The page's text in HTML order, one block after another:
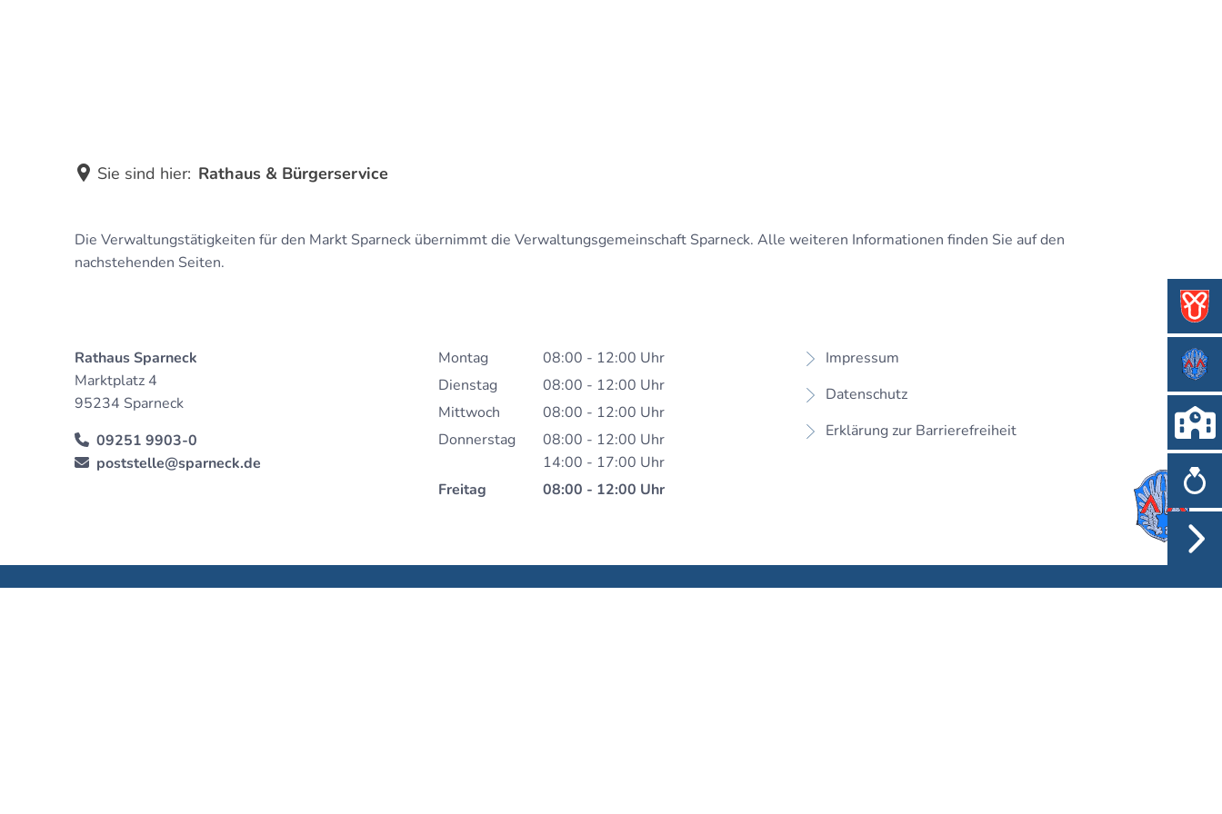
Sie sind hier: Rathaus & Bürgerservice
RathausDie Verwaltungstätigkeiten für den Markt Sparneck übernimmt die Verwaltungsgemeinschaft Sparneck. Alle weiteren Informationen finden Sie auf den
nachstehenden Seiten.
Rathaus Sparneck
Marktplatz 4
95234 Sparneck
09251 9903-0
poststelle@sparneck.de
Montag 08:00 - 12:00 Uhr
Von 08:00 bis 12:00 Uhr
Dienstag 08:00 - 12:00 Uhr
Von 08:00 bis 12:00 Uhr
Mittwoch 08:00 - 12:00 Uhr
Von 08:00 bis 12:00 Uhr
Donnerstag 08:00 - 12:00 Uhr
Von 08:00 bis 12:00 Uhr
14:00 - 17:00 Uhr
Von 14:00 bis 17:00 Uhr
Freitag 08:00 - 12:00 Uhr
Impressum
Datenschutz
Erklärung zur Barrierefreiheit